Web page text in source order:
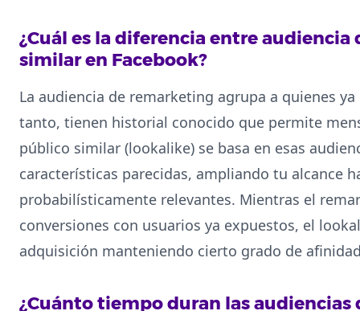
¿Cuál es la diferencia entre
similar en Facebook?
La audiencia de remarketing agrupa a quienes
tanto, tienen historial conocido que permite
público similar (lookalike) se basa en esas
características parecidas, ampliando tu alcance
probabilísticamente relevantes. Mientras el
conversiones con usuarios ya expuestos, el
adquisición manteniendo cierto grado de
¿Cuánto tiempo duran las audiencias